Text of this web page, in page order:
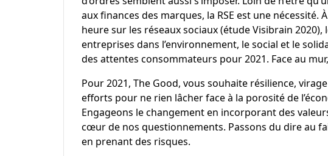
aux finances des marques, la RSE est une
heure sur les réseaux sociaux (étude Visibrain
entreprises dans l’environnement, le social et le
des attentes consommateurs pour 2021. Face au
Pour 2021, The Good, vous souhaite résilience,
efforts pour ne rien lâcher face à la porosité de
Engageons le changement en incorporant des
cœur de nos questionnements. Passons du dire au
en prenant des risques.